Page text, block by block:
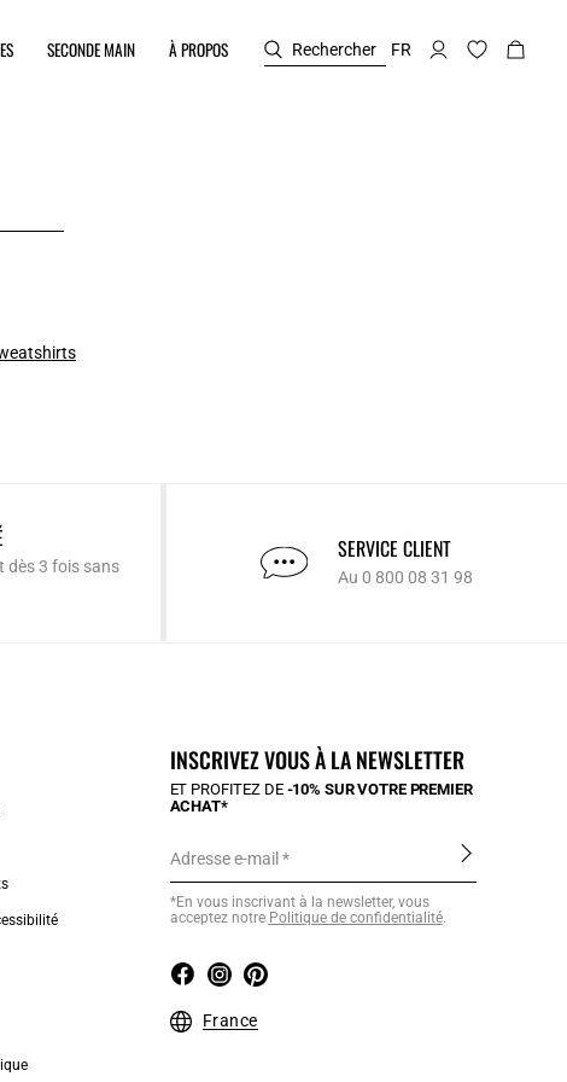
SECONDE MAIN À PROPOS Rechercher FR
dès 3 fois sans
SERVICE CLIENT
Au 0 800 08 31 98
INSCRIVEZ VOUS À LA NEWSLETTER
ET PROFITEZ DE -10% SUR VOTRE PREMIER
ACHAT*
Adresse e-mail
*En vous inscrivant à la newsletter, vous
acceptez notre Politique de confidentialité.
France